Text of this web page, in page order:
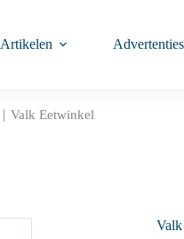
Artikelen Advertenties
| Valk Eetwinkel